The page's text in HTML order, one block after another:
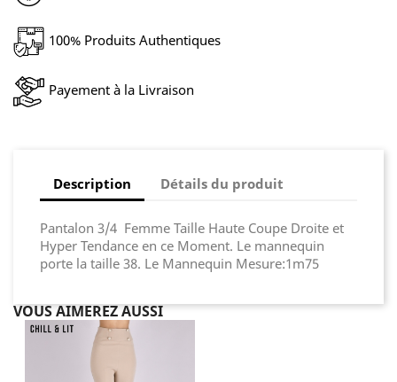
100% Produits Authentiques
Payement à la Livraison
Description Détails du produit
Pantalon 3/4 Femme Taille Haute Coupe Droite et
Hyper Tendance en ce Moment. Le mannequin
porte la taille 38. Le Mannequin Mesure:1m75
VOUS AIMEREZ AUSSI